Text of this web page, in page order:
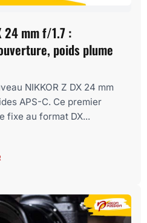
24 mm f/1.7 :
poids plume
NIKKOR Z DX 24 mm
APS-C. Ce premier
fixe au format DX...